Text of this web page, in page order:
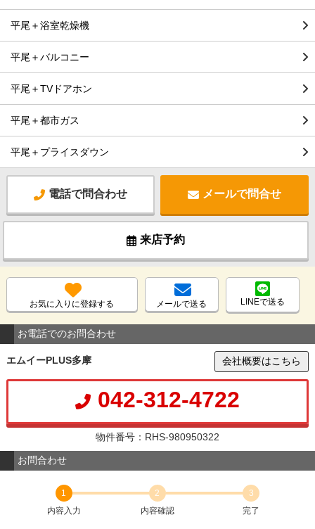
平尾＋浴室乾燥機
平尾＋バルコニー
平尾＋TVドアホン
平尾＋都市ガス
平尾＋プライスダウン
電話で問合わせ メールで問合せ
来店予約
お気に入りに登録する メールで送る LINEで送る
お電話でのお問合わせ
エムイーPLUS多摩 会社概要はこちら
042-312-4722
物件番号：RHS-980950322
お問合わせ
1
内容入力
2
内容確認
3
完了